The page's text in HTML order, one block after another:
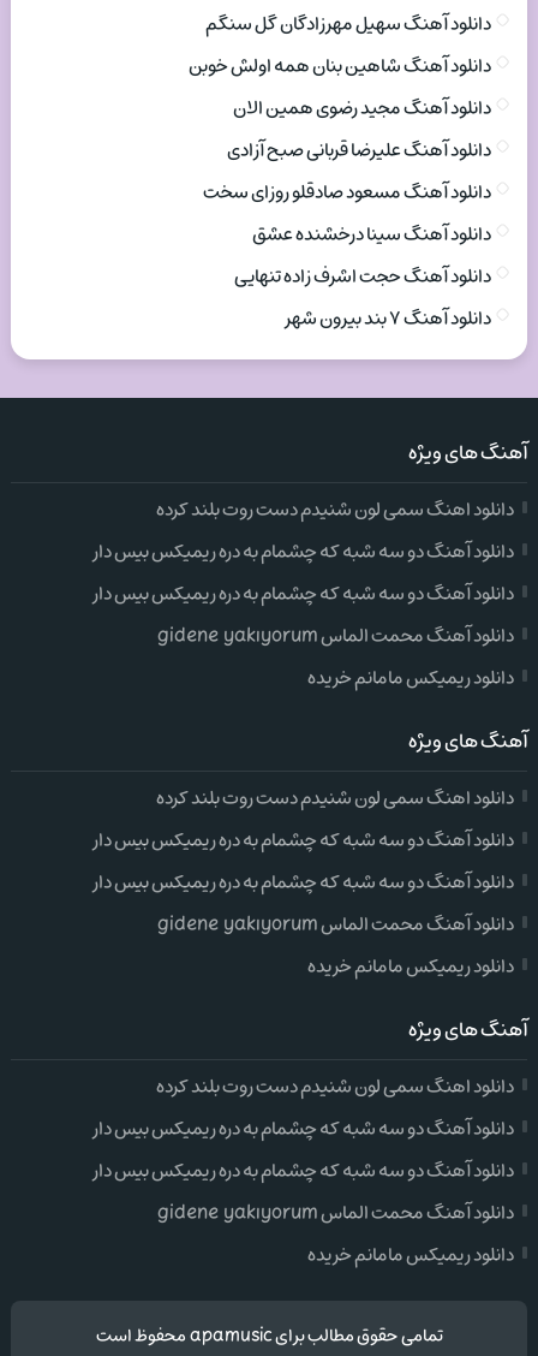
دانلود آهنگ سهیل مهرزادگان گل سنگم
دانلود آهنگ شاهین بنان همه اولش خوبن
دانلود آهنگ مجید رضوی همین الان
دانلود آهنگ علیرضا قربانی صبح آزادی
دانلود آهنگ مسعود صادقلو روزای سخت
دانلود آهنگ سینا درخشنده عشق
دانلود آهنگ حجت اشرف زاده تنهایی
دانلود آهنگ ۷ بند بیرون شهر
آهنگ های ویژه
دانلود اهنگ سمی لون شنیدم دست روت بلند کرده
دانلود آهنگ دو سه شبه که چشمام به دره ریمیکس بیس دار
دانلود آهنگ دو سه شبه که چشمام به دره ریمیکس بیس دار
دانلود آهنگ محمت الماس gidene yakıyorum
دانلود ریمیکس مامانم خریده
آهنگ های ویژه
دانلود اهنگ سمی لون شنیدم دست روت بلند کرده
دانلود آهنگ دو سه شبه که چشمام به دره ریمیکس بیس دار
دانلود آهنگ دو سه شبه که چشمام به دره ریمیکس بیس دار
دانلود آهنگ محمت الماس gidene yakıyorum
دانلود ریمیکس مامانم خریده
آهنگ های ویژه
دانلود اهنگ سمی لون شنیدم دست روت بلند کرده
دانلود آهنگ دو سه شبه که چشمام به دره ریمیکس بیس دار
دانلود آهنگ دو سه شبه که چشمام به دره ریمیکس بیس دار
دانلود آهنگ محمت الماس gidene yakıyorum
دانلود ریمیکس مامانم خریده
تمامی حقوق مطالب برای apamusic محفوظ است